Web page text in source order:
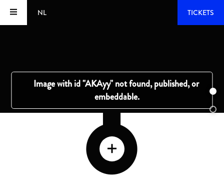
NL TICKETS